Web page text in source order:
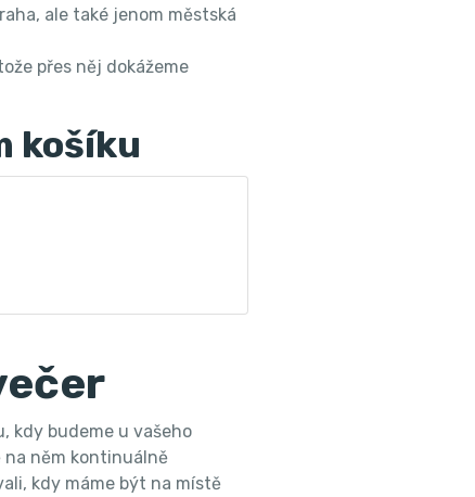
ale také jenom městská
přes něj dokážeme
košíku
kdy budeme u vašeho
něm kontinuálně
kdy máme být na místě